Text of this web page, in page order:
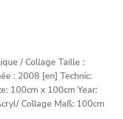
/ Collage Taille :
: 2008 [en] Technic:
100cm x 100cm Year:
Collage Maß: 100cm